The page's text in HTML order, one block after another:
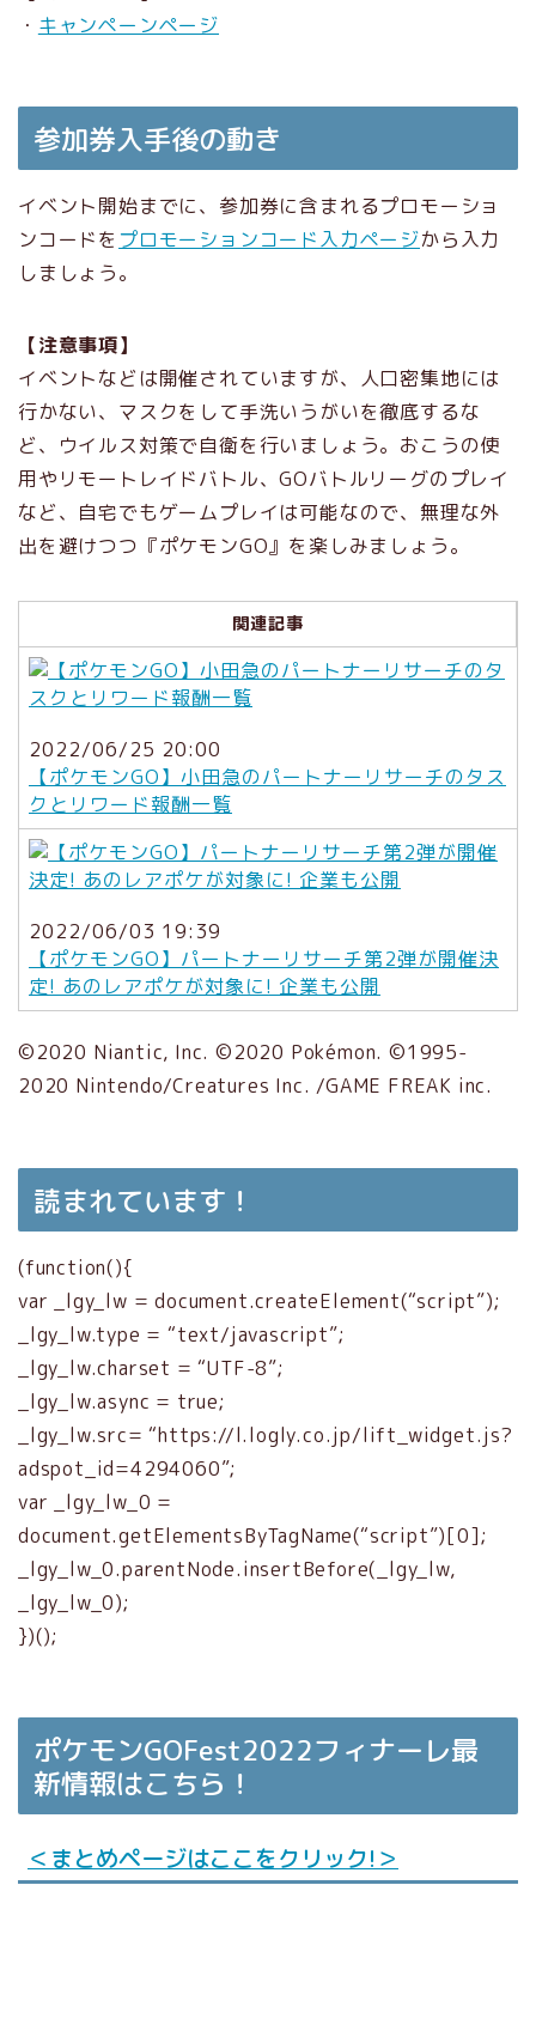
・ キャンペーンページ
参加券入手後の動き
イベント開始までに、参加券に含まれるプロモーショ
ンコードを プロモーションコード入力ページから入力
しましょう。
【注意事項】
イベントなどは開催されていますが、人口密集地には
行かない、マスクをして手洗いうがいを徹底するな
ど、ウイルス対策で自衛を行いましょう。おこうの使
用やリモートレイドバトル、GOバトルリーグのプレイ
など、自宅でもゲームプレイは可能なので、無理な外
出を避けつつ『ポケモンGO』を楽しみましょう。
関連記事
2022/06/25 20:00
【ポケモンGO】小田急のパートナーリサーチのタス
クとリワード報酬一覧
2022/06/03 19:39
【ポケモンGO】パートナーリサーチ第2弾が開催決
定! あのレアポケが対象に! 企業も公開
©2020 Niantic, Inc. ©2020 Pokémon. ©1995-
2020 Nintendo/Creatures Inc. /GAME FREAK inc.
読まれています！
(function(){
var _lgy_lw = document.createElement(“script”);
_lgy_lw.type = “text/javascript”;
_lgy_lw.charset = “UTF-8”;
_lgy_lw.async = true;
_lgy_lw.src= “https://l.logly.co.jp/lift_widget.js?
adspot_id=4294060”;
var _lgy_lw_0 =
document.getElementsByTagName(“script”)[0];
_lgy_lw_0.parentNode.insertBefore(_lgy_lw,
_lgy_lw_0);
})();
ポケモンGOFest2022フィナーレ最
新情報はこちら！
＜まとめページはここをクリック!＞